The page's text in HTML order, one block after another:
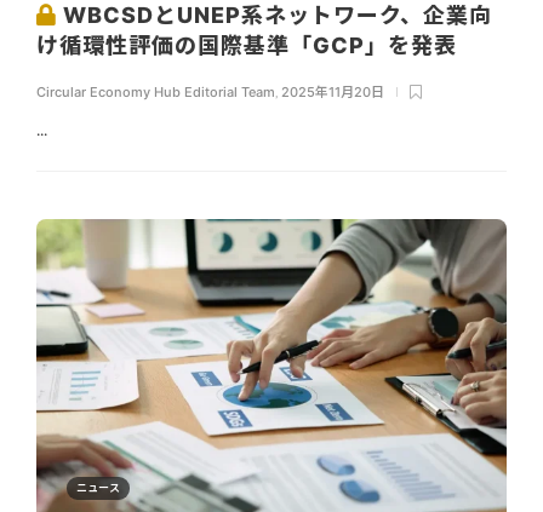
WBCSDとUNEP系ネットワーク、企業向
け循環性評価の国際基準「GCP」を発表
Circular Economy Hub Editorial Team 2025年11月20日
...
ニュース